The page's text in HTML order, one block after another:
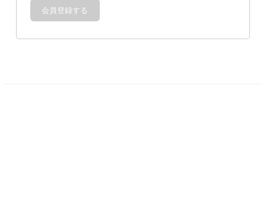
会員登録する